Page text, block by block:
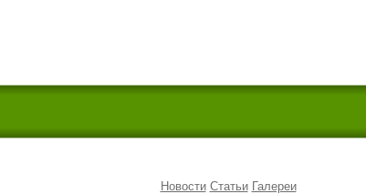
Новости Статьи Галереи